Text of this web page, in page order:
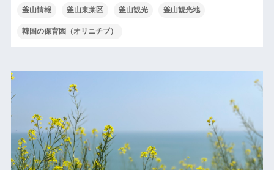
釜山情報 釜山東莱区 釜山観光 釜山観光地
韓国の保育園（オリニチブ）